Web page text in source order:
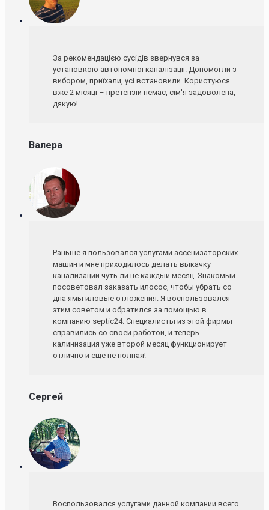
За рекомендацією сусідів звернувся за
установкою автономної каналізації. Допомогли з
вибором, приїхали, усі встановили. Користуюся
вже 2 місяці – претензій немає, сім'я задоволена,
дякую!
Валера
Раньше я пользовался услугами ассенизаторских
машин и мне приходилось делать выкачку
канализации чуть ли не каждый месяц. Знакомый
посоветовал заказать илосос, чтобы убрать со
дна ямы иловые отложения. Я воспользовался
этим советом и обратился за помощью в
компанию septic24. Специалисты из этой фирмы
справились со своей работой, и теперь
калинизация уже второй месяц функционирует
отлично и еще не полная!
Сергей
Воспользовался услугами данной компании всего